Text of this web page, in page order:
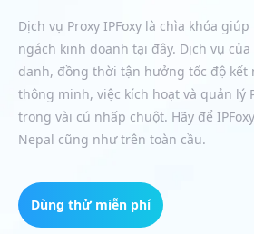
Dịch vụ Proxy IPFoxy là chìa khóa
ngách kinh doanh tại đây. Dịch vụ
danh, đồng thời tận hưởng tốc độ kết
thông minh, việc kích hoạt và quản
trong vài cú nhấp chuột. Hãy để
Nepal cũng như trên toàn cầu.
Dùng thử miễn phí